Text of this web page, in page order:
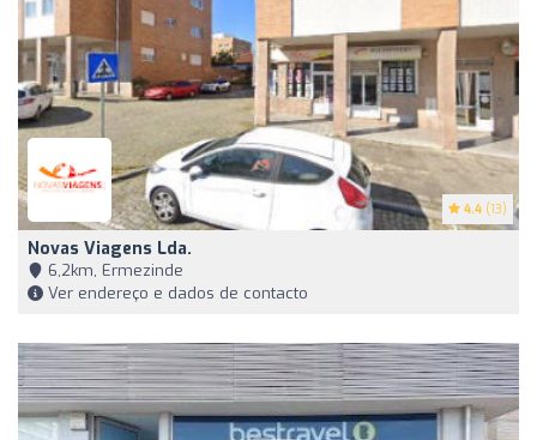
4.4 (13)
Novas Viagens Lda.
6,2km, Ermezinde
Ver endereço e dados de contacto